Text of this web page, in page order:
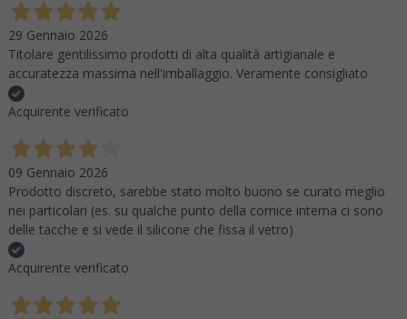
29 Gennaio 2026
Titolare gentilissimo prodotti di alta qualità artigianale e
accuratezza massima nell'imballaggio. Veramente consigliato
Acquirente verificato
09 Gennaio 2026
Prodotto discreto, sarebbe stato molto buono se curato meglio
nei particolari (es. su qualche punto della cornice interna ci sono
delle tacche e si vede il silicone che fissa il vetro)
Acquirente verificato